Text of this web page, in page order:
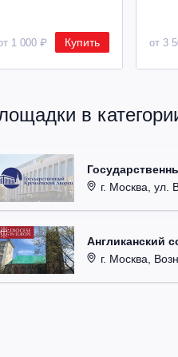
1 000 ₽ Купить от 3
в
г. Москва, ул.
Англиканский
г. Москва,